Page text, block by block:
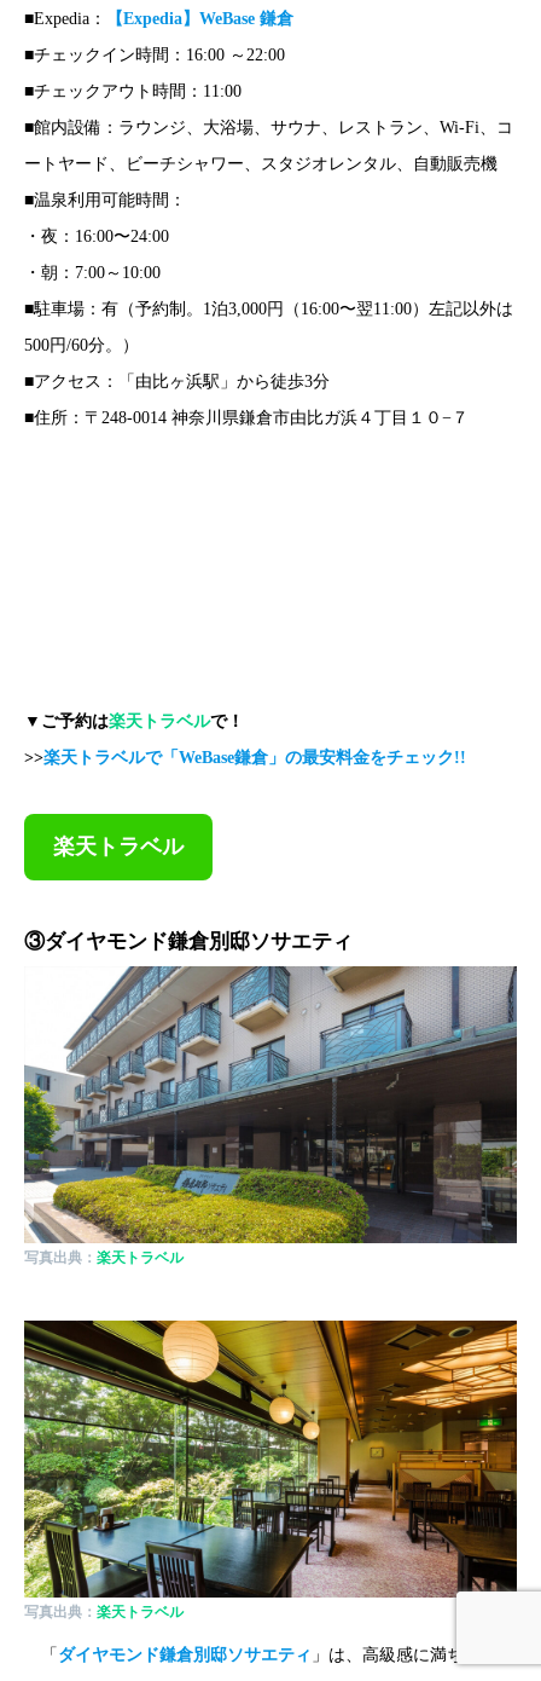
■Expedia：
【Expedia】WeBase 鎌倉
■チェックイン時間：16:00 ～22:00
■チェックアウト時間：11:00
■館内設備：ラウンジ、大浴場、サウナ、レストラン、Wi-Fi、コ
ートヤード、ビーチシャワー、スタジオレンタル、自動販売機
■温泉利用可能時間：
・夜：16:00〜24:00
・朝：7:00～10:00
■駐車場：有（予約制。1泊3,000円（16:00〜翌11:00）左記以外は
500円/60分。）
■アクセス：「由比ヶ浜駅」から徒歩3分
■住所：〒248-0014 神奈川県鎌倉市由比ガ浜４丁目１０−７
▼ご予約は楽天トラベルで！
>>楽天トラベルで「WeBase鎌倉」の最安料金をチェック!!
楽天トラベル
③ダイヤモンド鎌倉別邸ソサエティ
写真出典： 楽天トラベル
写真出典： 楽天トラベル
「 ダイヤモンド鎌倉別邸ソサエティ 」は、高級感に満ちたリゾ